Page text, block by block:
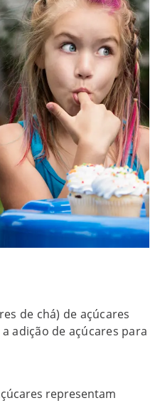
de chá) de açúcares
adição de açúcares para
representam